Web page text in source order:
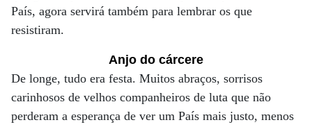
País, agora servirá também para lembrar os que
resistiram.
Anjo do cárcere
De longe, tudo era festa. Muitos abraços, sorrisos
carinhosos de velhos companheiros de luta que não
perderam a esperança de ver um País mais justo, menos